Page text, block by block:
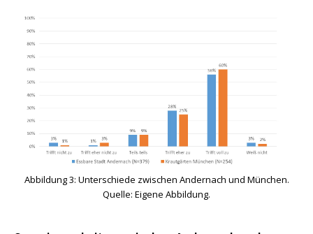
Abbildung 3: Unterschiede zwischen Andernach und München.
Quelle: Eigene Abbildung.